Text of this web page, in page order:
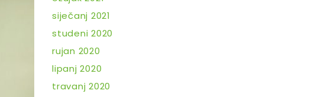
siječanj 2021
studeni 2020
rujan 2020
lipanj 2020
travanj 2020